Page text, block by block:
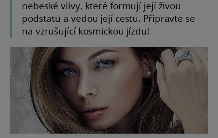
nebeské vlivy, které formují její živou
podstatu a vedou její cestu. Připravte se
na vzrušující kosmickou jízdu!